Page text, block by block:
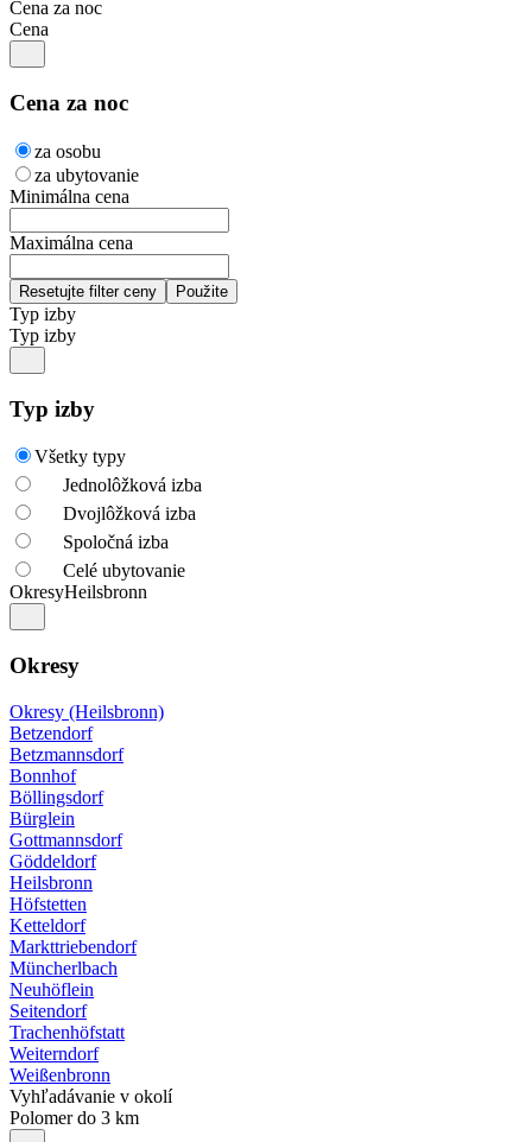
Cena za noc
Cena
Cena za noc
za osobu
za ubytovanie
Minimálna cena
Maximálna cena
Typ izby
Typ izby
Typ izby
Všetky typy
Jednolôžková izba
Dvojlôžková izba
Spoločná izba
Celé ubytovanie
OkresyHeilsbronn
Okresy
Okresy (Heilsbronn)
Betzendorf
Betzmannsdorf
Bonnhof
Böllingsdorf
Bürglein
Gottmannsdorf
Göddeldorf
Heilsbronn
Höfstetten
Ketteldorf
Markttriebendorf
Müncherlbach
Neuhöflein
Seitendorf
Trachenhöfstatt
Weiterndorf
Weißenbronn
Vyhľadávanie v okolí
Polomer do 3 km